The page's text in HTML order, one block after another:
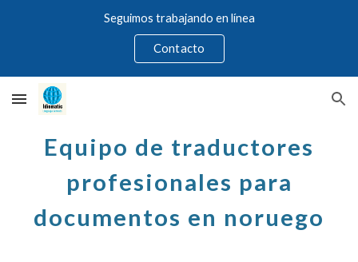
Skip to main content
Seguimos trabajando en línea
Contacto
Equipo de traductores
profesionales para
documentos en noruego